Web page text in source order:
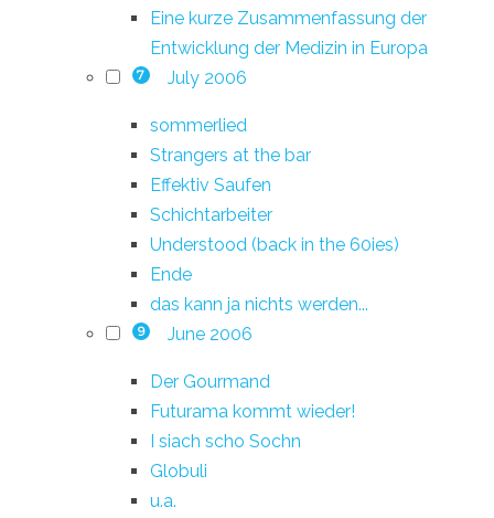
Eine kurze Zusammenfassung der
Entwicklung der Medizin in Europa
7 July 2006
sommerlied
Strangers at the bar
Effektiv Saufen
Schichtarbeiter
Understood (back in the 60ies)
Ende
das kann ja nichts werden...
9 June 2006
Der Gourmand
Futurama kommt wieder!
I siach scho Sochn
Globuli
u.a.